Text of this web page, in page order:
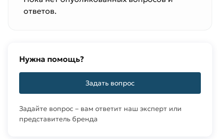
ответов.
Нужна помощь?
Задать вопрос
Задайте вопрос – вам ответит наш эксперт или
представитель бренда